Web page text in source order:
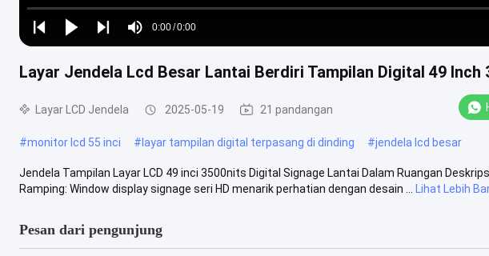
Play
Play
Play
Mute
Time
0:00/0:00
Loaded:
0%
Layar Jendela Lcd Besar Lantai Berdiri Tampilan Digital 49 Inch
Layar LCD Jendela 2025-05-19 21 pandangan
#monitor lcd 55 inci #layar tampilan digital terpasang di dinding #jendela lcd besar
Jendela Tampilan Layar LCD 49 inci 3500nits Digital Signage Lantai Dalam Ruangan
Ramping: Window display signage seri HD menarik perhatian dengan desain ...
Lihat Lebih
Pesan dari pengunjung